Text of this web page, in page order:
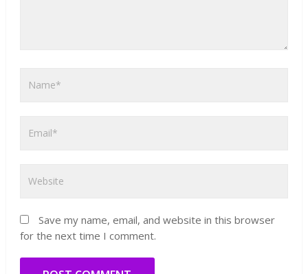
Save my name, email, and website in this browser
for the next time I comment.